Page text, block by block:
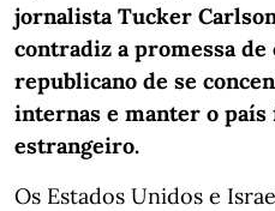
jornalista Tucker
contradiz a promessa de
republicano de se
internas e manter o país
estrangeiro.
Os Estados Unidos e